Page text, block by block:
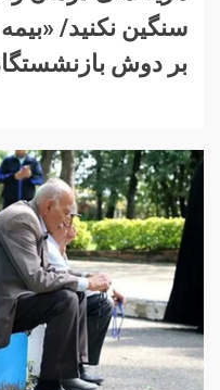
سنگین نکنید/
بر دوش